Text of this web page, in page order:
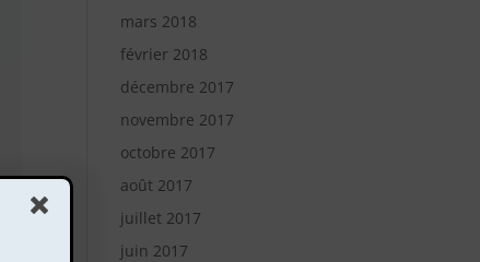
mars 2018
février 2018
décembre 2017
novembre 2017
octobre 2017
août 2017
juillet 2017
juin 2017